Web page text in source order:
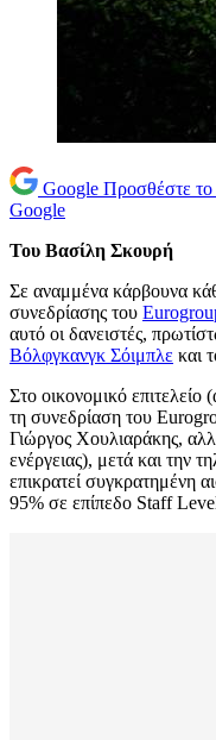
Google Προσθέστε
Google
Του Βασίλη Σκουρή
Σε αναμμένα κάρβουνα
συνεδρίασης του
αυτό οι δανειστές,
Βόλφγκανγκ Σόιμπλε και
Στο οικονομικό επιτελείο
τη συνεδρίαση του
Γιώργος Χουλιαράκης,
ενέργειας), μετά και την
επικρατεί συγκρατημένη
95% σε επίπεδο Staff